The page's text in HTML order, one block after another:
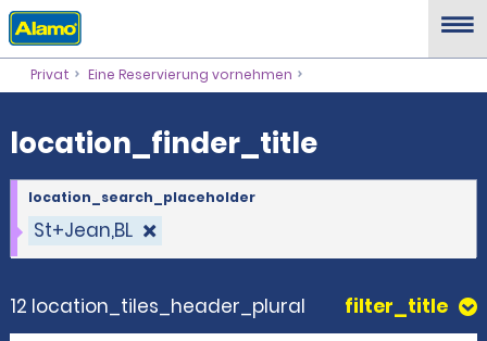
location_finder_title
Privat Eine Reservierung vornehmen
location_finder_title
St+Jean,BL
location_search_placeholder
12 location_tiles_header_plural filter_title